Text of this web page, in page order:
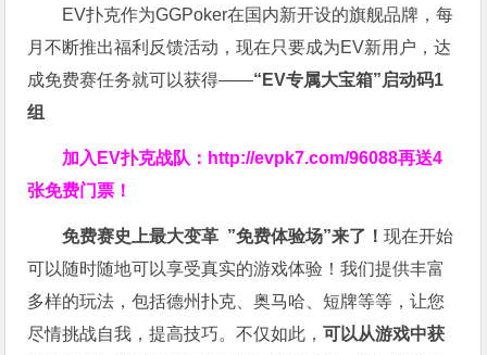
EV扑克作为GGPoker在国内新开设的旗舰品牌，每
月不断推出福利反馈活动，现在只要成为EV新用户，达
成免费赛任务就可以获得——“EV专属大宝箱”启动码1
组
加入EV扑克战队： http://evpk7.com/96088再送4
张免费门票！
免费赛史上最大变革 ”免费体验场”来了！现在开始
可以随时随地可以享受真实的游戏体验！我们提供丰富
多样的玩法，包括德州扑克、奥马哈、短牌等等，让您
尽情挑战自我，提高技巧。不仅如此，可以从游戏中获